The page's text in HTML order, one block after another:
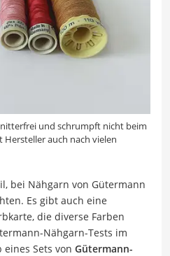
und schrumpft nicht beim
Hersteller auch nach vielen
bei Nähgarn von Gütermann
Es gibt auch eine
die diverse Farben
Nähgarn-Tests im
Sets von Gütermann-